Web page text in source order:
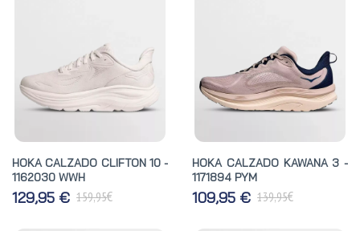
HOKA CALZADO CLIFTON 10 -
1162030 WWH
129,95 € 159,95€
HOKA CALZADO KAWANA 3 -
1171894 PYM
109,95 € 139,95€